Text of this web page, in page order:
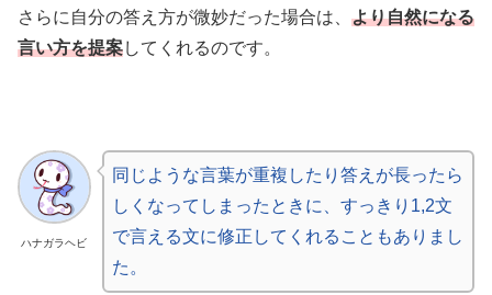
さらに自分の答え方が微妙だった場合は、 より自然になる
言い方を提案してくれるのです。
ハナガラヘビ
同じような言葉が重複したり答えが長ったら
しくなってしまったときに、すっきり1,2文
で言える文に修正してくれることもありまし
た。